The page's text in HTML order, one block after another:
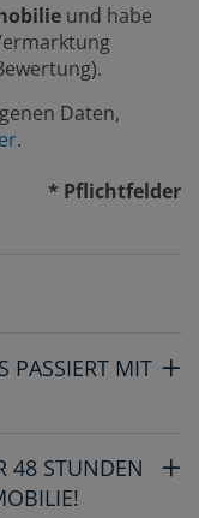
und habe
Daten,
.
* Pflichtfelder
PASSIERT MIT
48 STUNDEN